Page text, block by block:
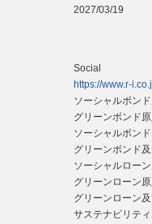
2027/03/19
Social
https://www.r-
ソーシャルボン
グリーンボンド
ソーシャルボン
グリーンボンド
ソーシャルロー
グリーンローン
グリーンローン
サステナビリテ